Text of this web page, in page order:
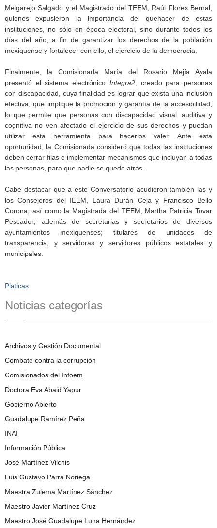
Melgarejo Salgado y el Magistrado del TEEM, Raúl Flores Bernal,
quienes expusieron la importancia del quehacer de estas
instituciones, no sólo en época electoral, sino durante todos los
días del año, a fin de garantizar los derechos de la población
mexiquense y fortalecer con ello, el ejercicio de la democracia.
Finalmente, la Comisionada María del Rosario Mejía Ayala
presentó el sistema electrónico Integra2, creado para personas
con discapacidad, cuya finalidad es lograr que exista una inclusión
efectiva, que implique la promoción y garantía de la accesibilidad;
lo que permite que personas con discapacidad visual, auditiva y
cognitiva no ven afectado el ejercicio de sus derechos y puedan
utilizar esta herramienta para hacerlos valer. Ante esta
oportunidad, la Comisionada consideró que todas las instituciones
deben cerrar filas e implementar mecanismos que incluyan a todas
las personas, para que nadie se quede atrás.
Cabe destacar que a este Conversatorio acudieron también las y
los Consejeros del IEEM, Laura Durán Ceja y Francisco Bello
Corona; así como la Magistrada del TEEM, Martha Patricia Tovar
Pescador; además de secretarias y secretarios de diversos
ayuntamientos mexiquenses; titulares de unidades de
transparencia; y servidoras y servidores públicos estatales y
municipales.
Platicas
Noticias categorías
Archivos y Gestión Documental
Combate contra la corrupción
Comisionados del Infoem
Doctora Eva Abaid Yapur
Gobierno Abierto
Guadalupe Ramírez Peña
INAI
Información Pública
José Martínez Vilchis
Luis Gustavo Parra Noriega
Maestra Zulema Martínez Sánchez
Maestro Javier Martínez Cruz
Maestro José Guadalupe Luna Hernández